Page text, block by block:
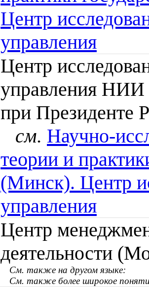
Центр
управления
Центр
управления
при Президенте
см. Научно-
теории и
(Минск). Центр
управления
Центр
деятельности
См. также на другом языке:
См. также более широкое